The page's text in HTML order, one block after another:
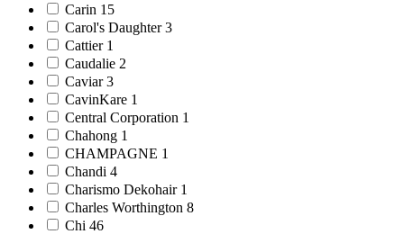
Carin 15
Carol's Daughter 3
Cattier 1
Caudalie 2
Caviar 3
CavinKare 1
Central Corporation 1
Chahong 1
CHAMPAGNE 1
Chandi 4
Charismo Dekohair 1
Charles Worthington 8
Chi 46